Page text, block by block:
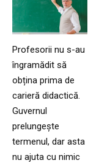
Profesorii nu s-au
îngramădit să
obțina prima de
carieră didactică.
Guvernul
prelungește
termenul, dar asta
nu ajuta cu nimic